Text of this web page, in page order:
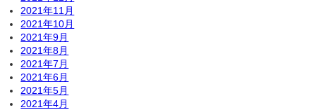
2021年11月
2021年10月
2021年9月
2021年8月
2021年7月
2021年6月
2021年5月
2021年4月